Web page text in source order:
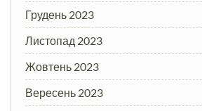
Грудень 2023
Листопад 2023
Жовтень 2023
Вересень 2023